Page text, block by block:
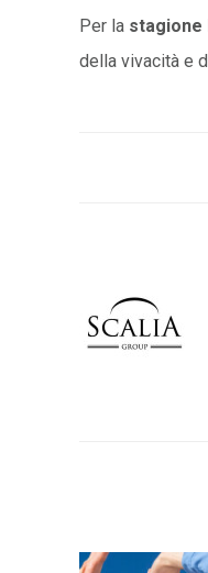
Per la stagione
della vivacità e